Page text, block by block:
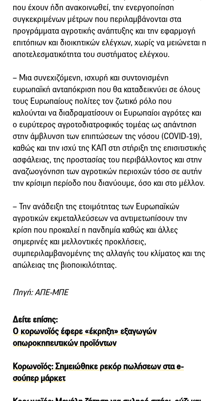
που έχουν ήδη ανακοινωθεί, την ενεργοποίηση
συγκεκριμένων μέτρων που περιλαμβάνονται στα
προγράμματα αγροτικής ανάπτυξης και την εφαρμογή
επιτόπιων και διοικητικών ελέγχων, χωρίς να μειώνεται η
αποτελεσματικότητα του συστήματος ελέγχου.
– Μια συνεχιζόμενη, ισχυρή και συντονισμένη
ευρωπαϊκή ανταπόκριση που θα καταδεικνύει σε όλους
τους Ευρωπαίους πολίτες τον ζωτικό ρόλο που
καλούνται να διαδραματίσουν οι Ευρωπαίοι αγρότες και
ο ευρύτερος αγροτοδιατροφικός τομέας ως απάντηση
στην άμβλυνση των επιπτώσεων της νόσου (COVID-19),
καθώς και την ισχύ της ΚΑΠ στη στήριξη της επισιτιστικής
ασφάλειας, της προστασίας του περιβάλλοντος και στην
αναζωογόνηση των αγροτικών περιοχών τόσο σε αυτήν
την κρίσιμη περίοδο που διανύουμε, όσο και στο μέλλον.
– Την ανάδειξη της ετοιμότητας των Ευρωπαϊκών
αγροτικών εκμεταλλεύσεων να αντιμετωπίσουν την
κρίση που προκαλεί η πανδημία καθώς και άλλες
σημερινές και μελλοντικές προκλήσεις,
συμπεριλαμβανομένης της αλλαγής του κλίματος και της
απώλειας της βιοποικιλότητας.
Πηγή: ΑΠΕ-ΜΠΕ
Δείτε επίσης:
Ο κορωνοϊός έφερε «έκρηξη» εξαγωγών
οπωροκηπευτικών προϊόντων
Κορωνοϊός: Σημειώθηκε ρεκόρ πωλήσεων στα e-
σούπερ μάρκετ